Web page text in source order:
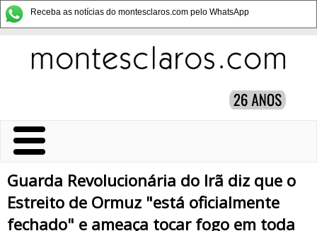
Receba as notícias do montesclaros.com pelo WhatsApp
Guarda Revolucionária do Irã diz que o
Estreito de Ormuz "está oficialmente
fechado" e ameaça tocar fogo em toda